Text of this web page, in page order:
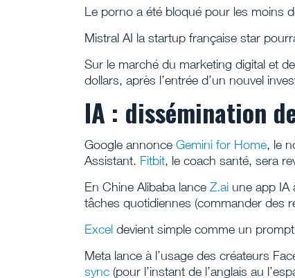
Le porno a été bloqué pour les moins
Mistral AI la startup française star
Sur le marché du marketing digital et
dollars, après l’entrée d’un nouvel
IA : dissémination
Google annonce Gemini for Home, le
Assistant. Fitbit, le coach santé, sera
En Chine Alibaba lance Z.ai une app IA
tâches quotidiennes (commander des
Excel devient simple comme un
Meta lance à l’usage des créateurs
sync (pour l’instant de l’anglais au